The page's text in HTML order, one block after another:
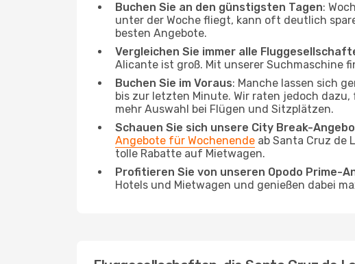
Buchen Sie an den günstigsten Tagen:
unter der Woche fliegt, kann oft deutlich
besten Angebote.
Vergleichen Sie immer alle
Alicante ist groß. Mit unserer Suchmaschine
Buchen Sie im Voraus: Manche lassen sich
bis zur letzten Minute. Wir raten jedoch
mehr Auswahl bei Flügen und Sitzplätzen.
Schauen Sie sich unsere City Break-
Angebote für Wochenende ab Santa Cruz de
tolle Rabatte auf Mietwagen.
Profitieren Sie von unseren Opodo Prime-
Hotels und Mietwagen und genießen dabei